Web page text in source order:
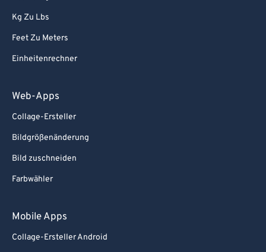
Kg Zu Lbs
Feet Zu Meters
Einheitenrechner
Web-Apps
Collage-Ersteller
Bildgrößenänderung
Bild zuschneiden
Farbwähler
Mobile Apps
Collage-Ersteller Android